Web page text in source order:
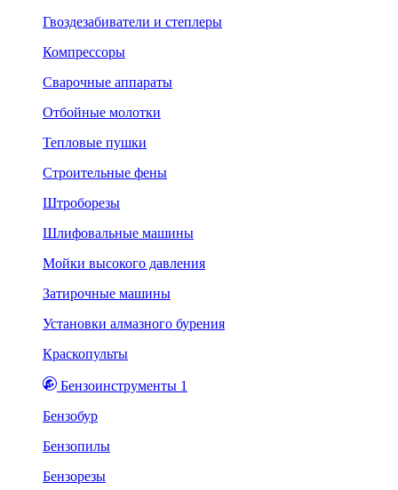
Гвоздезабиватели и степлеры
Компрессоры
Сварочные аппараты
Отбойные молотки
Тепловые пушки
Строительные фены
Штроборезы
Шлифовальные машины
Мойки высокого давления
Затирочные машины
Установки алмазного бурения
Краскопульты
Бензоинструменты 1
Бензобур
Бензопилы
Бензорезы